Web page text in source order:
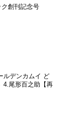
ク創刊記念号
ルデンカムイ ど
4.尾形百之助【再